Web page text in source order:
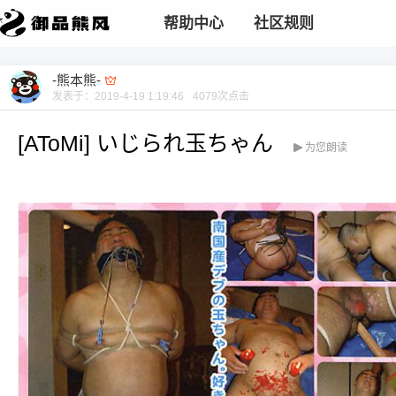
帮助中心 社区规则
-熊本熊-
发表于： 2019-4-19 1:19:46 4079次点击
[AToMi] いじられ玉ちゃん 为您朗读